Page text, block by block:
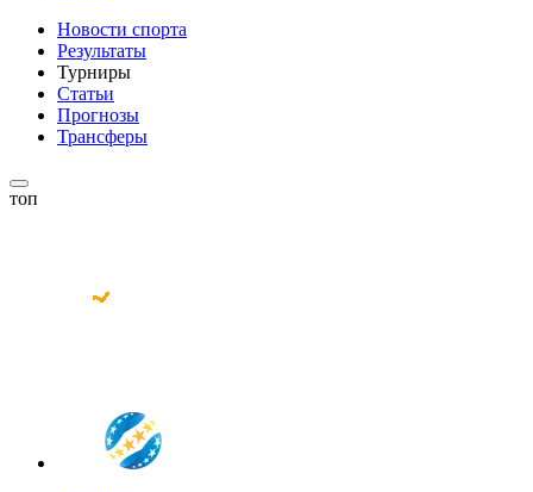
Новости спорта
Результаты
Турниры
Статьи
Прогнозы
Трансферы
топ